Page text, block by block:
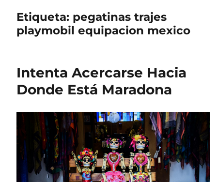
Etiqueta: pegatinas trajes
playmobil equipacion mexico
Intenta Acercarse Hacia
Donde Está Maradona